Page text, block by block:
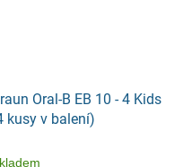
Oral-B EB 10 - 4 Kids
kusy v balení)